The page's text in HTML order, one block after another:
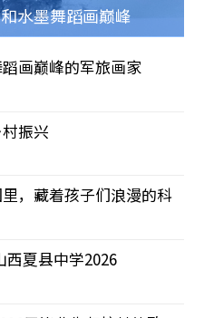
水墨舞蹈画巅峰
画巅峰的军旅画家
振兴
，藏着孩子们浪漫的科
西夏县中学2026